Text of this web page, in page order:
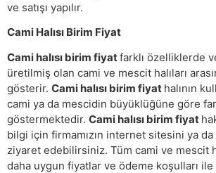
ve satışı yapılır.
Cami Halısı Birim Fiyat
Cami halısı birim fiyatfarklı özelliklerde
üretilmiş olan cami ve mescit halıları
gösterir. Cami halısı birim fiyat halının
cami ya da mescidin büyüklüğüne göre
göstermektedir. Cami halısı birim fiyat
bilgi için firmamızın internet sitesini ya da
ziyaret edebilirsiniz. Tüm cami ve mescit
daha uygun fiyatlar ve ödeme koşulları ile